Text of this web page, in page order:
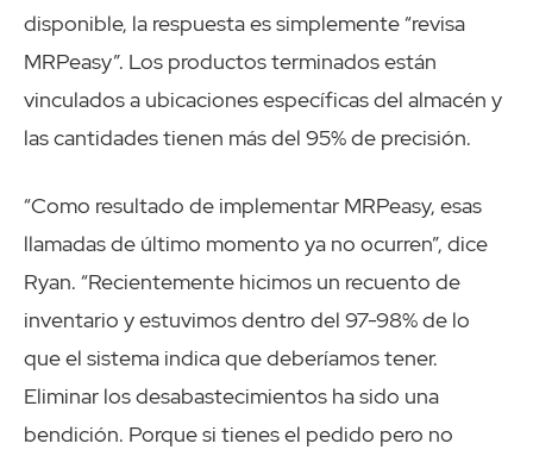
disponible, la respuesta es simplemente “revisa
MRPeasy”. Los productos terminados están
vinculados a ubicaciones específicas del almacén y
las cantidades tienen más del 95% de precisión.
“Como resultado de implementar MRPeasy, esas
llamadas de último momento ya no ocurren”, dice
Ryan. “Recientemente hicimos un recuento de
inventario y estuvimos dentro del 97-98% de lo
que el sistema indica que deberíamos tener.
Eliminar los desabastecimientos ha sido una
bendición. Porque si tienes el pedido pero no